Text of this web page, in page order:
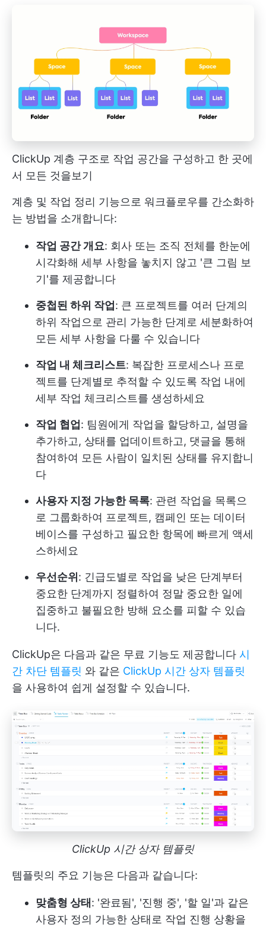
ClickUp 계층 구조로 작업 공간을 구성하고 한 곳에
서 모든 것을보기
계층 및 작업 정리 기능으로 워크플로우를 간소화하
는 방법을 소개합니다:
작업 공간 개요: 회사 또는 조직 전체를 한눈에
시각화해 세부 사항을 놓치지 않고 '큰 그림 보
기'를 제공합니다
중첩된 하위 작업 : 큰 프로젝트를 여러 단계의
하위 작업으로 관리 가능한 단계로 세분화하여
모든 세부 사항을 다룰 수 있습니다
작업 내 체크리스트: 복잡한 프로세스나 프로
젝트를 단계별로 추적할 수 있도록 작업 내에
세부 작업 체크리스트를 생성하세요
작업 협업 : 팀원에게 작업을 할당하고, 설명을
추가하고, 상태를 업데이트하고, 댓글을 통해
참여하여 모든 사람이 일치된 상태를 유지합니
다
사용자 지정 가능한 목록: 관련 작업을 목록으
로 그룹화하여 프로젝트, 캠페인 또는 데이터
베이스를 구성하고 필요한 항목에 빠르게 액세
스하세요
우선순위 : 긴급도별로 작업을 낮은 단계부터
중요한 단계까지 정렬하여 정말 중요한 일에
집중하고 불필요한 방해 요소를 피할 수 있습
니다.
ClickUp은 다음과 같은 무료 기능도 제공합니다 시
간 차단 템플릿 와 같은 ClickUp 시간 상자 템플릿
을 사용하여 쉽게 설정할 수 있습니다.
ClickUp 시간 상자 템플릿
템플릿의 주요 기능은 다음과 같습니다:
맞춤형 상태 : '완료됨', '진행 중', '할 일'과 같은
사용자 정의 가능한 상태로 작업 진행 상황을